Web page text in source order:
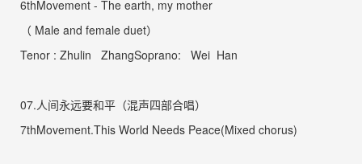
6thMovement - The earth, my mother
（ Male and female duet）
Tenor : Zhulin
ZhangSoprano: Wei Han
07.人间永远要和平（混声四部合唱）
7thMovement.This World Needs Peace(Mixed chorus)